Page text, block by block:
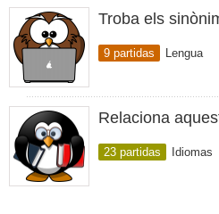
Troba els
9 partidas Lengua
Relaciona
23 partidas Idiomas